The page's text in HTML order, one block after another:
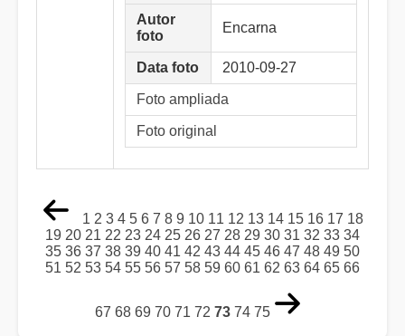
Autor
foto
Encarna
Data foto 2010-09-27
Foto ampliada
Foto original
1 2 3 4 5 6 7 8 9 10 11 12 13 14 15 16 17 18
19 20 21 22 23 24 25 26 27 28 29 30 31 32 33 34
35 36 37 38 39 40 41 42 43 44 45 46 47 48 49 50
51 52 53 54 55 56 57 58 59 60 61 62 63 64 65 66
67 68 69 70 71 72 73 74 75